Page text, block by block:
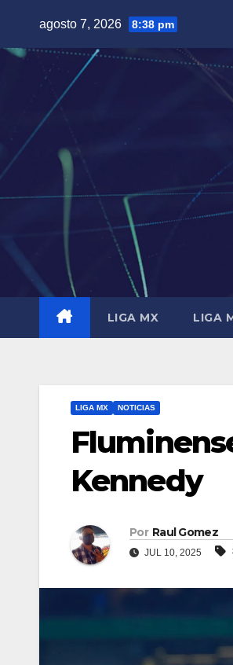
contenido
agosto 7, 2026 8:38 pm
LIGA MX LIGA
LIGA MX NOTICIAS
Kennedy
Por Raul Gomez
JUL 10, 2025